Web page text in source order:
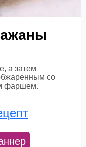
а затем
со
фаршем.